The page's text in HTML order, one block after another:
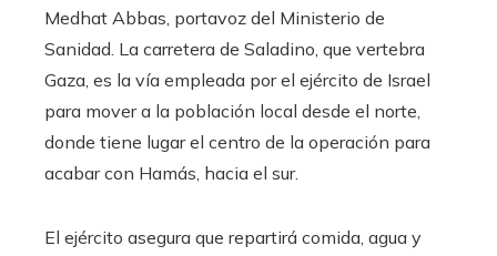
Medhat Abbas, portavoz del Ministerio de
Sanidad. La carretera de Saladino, que vertebra
Gaza, es la vía empleada por el ejército de Israel
para mover a la población local desde el norte,
donde tiene lugar el centro de la operación para
acabar con Hamás, hacia el sur.
El ejército asegura que repartirá comida, agua y